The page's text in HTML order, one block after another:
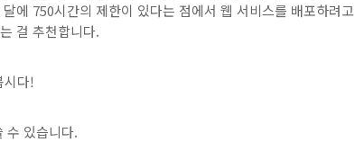
에 750시간의 제한이 있다는 점에서 웹 서비스를 배포하려고
걸 추천합니다.
시다!
수 있습니다.